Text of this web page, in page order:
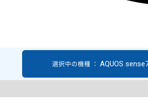
選択中の機種 ： AQUOS